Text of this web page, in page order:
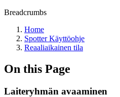
Breadcrumbs
Home
Spotter Käyttöohje
Reaaliaikainen tila
On this Page
Laiteryhmän avaaminen